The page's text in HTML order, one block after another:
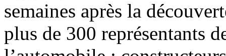
semaines après la
plus de 300 représentants